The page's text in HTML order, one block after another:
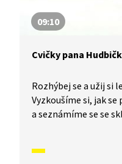
09:10
Cvičky pana
Rozhýbej se a užij si
Vyzkoušíme si, jak
a seznámíme se se